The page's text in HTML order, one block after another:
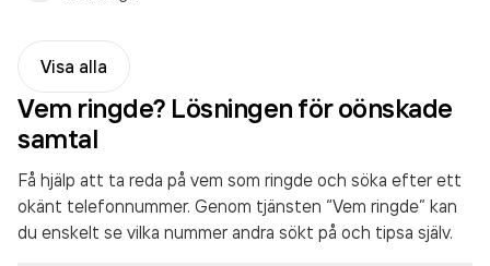
Visa alla
Vem ringde? Lösningen för oönskade
samtal
Få hjälp att ta reda på vem som ringde och söka efter ett
okänt telefonnummer. Genom tjänsten “Vem ringde” kan
du enskelt se vilka nummer andra sökt på och tipsa själv.